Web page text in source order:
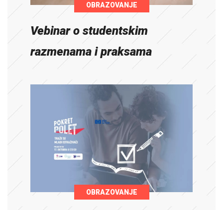
OBRAZOVANJE
Vebinar o studentskim
razmenama i praksama
OBRAZOVANJE